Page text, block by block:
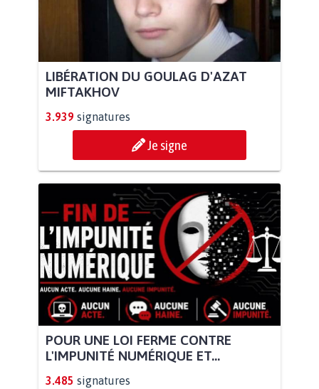
LIBÉRATION DU GOULAG D'AZAT
MIFTAKHOV
3.939 signatures
Je signe
POUR UNE LOI FERME CONTRE
L'IMPUNITÉ NUMÉRIQUE ET...
3.485 signatures